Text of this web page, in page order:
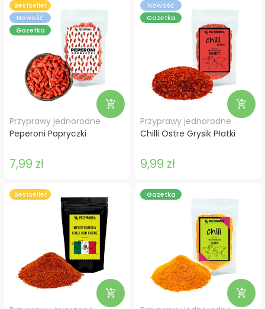
Bestseller
Nowość
Gazetka
add_shopping_cart
Przyprawy jednorodne
Peperoni Papryczki
7,99 zł
Nowość
Gazetka
add_shopping_cart
Przyprawy jednorodne
Chilli Ostre Grysik Płatki
9,99 zł
Bestseller
add_shopping_cart
Gazetka
add_shopping_cart